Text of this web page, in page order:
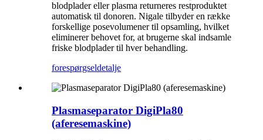
blodplader eller plasma returneres restproduktet
automatisk til donoren. Nigale tilbyder en række
forskellige posevolumener til opsamling, hvilket
eliminerer behovet for, at brugerne skal indsamle
friske blodplader til hver behandling.
forespørgseldetalje
Plasmaseparator DigiPla80
(aferesemaskine)